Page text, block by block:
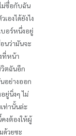
ม่ซื่อกับฉัน
องได้ยังไง
บอร์หนึ่งอยู่
นว่ามันจะ
ที่หน้า
ตฉันอีก
อย่างออก
ยู่นิ่งๆ ไม่
ท่านั้นล่ะ
งต้องให้ผู้
ด้วยซะ